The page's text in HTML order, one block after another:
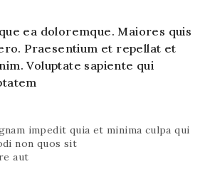
ea doloremque. Maiores quis
Praesentium et repellat et
Voluptate sapiente qui
impedit quia et minima culpa qui
non quos sit
aut